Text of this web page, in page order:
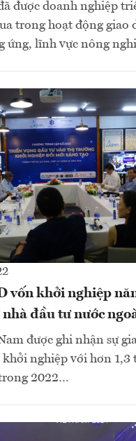
được doanh nghiệp
trong hoạt động giao
ứng, lĩnh vực nông
vốn khởi nghiệp
đầu tư nước
được ghi nhận sự
nghiệp với hơn 1,3
2022…